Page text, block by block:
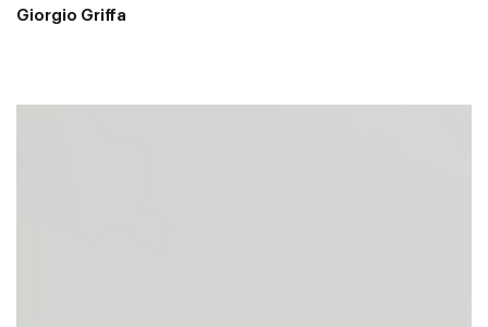
Giorgio Griffa